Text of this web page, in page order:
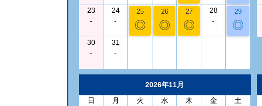
23
-
24
-
25
◎
26
◎
27
◎
28
-
29
◎
30
-
31
-
2026年11月
日
月 火 水 木 金
土